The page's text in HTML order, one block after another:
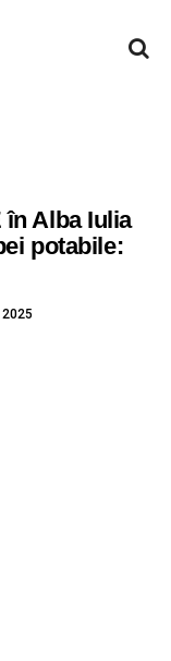
în Alba Iulia
potabile: